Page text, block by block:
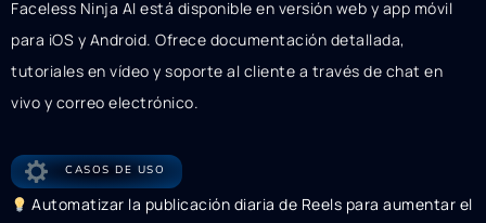
Faceless Ninja AI está disponible en versión web y app móvil
para iOS y Android. Ofrece documentación detallada,
tutoriales en vídeo y soporte al cliente a través de chat en
vivo y correo electrónico.
CASOS DE USO
Automatizar la publicación diaria de Reels para aumentar el